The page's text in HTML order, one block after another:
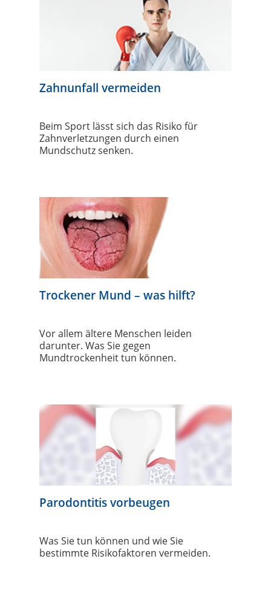
Zahnunfall vermeiden
Beim Sport lässt sich das Risiko für
Zahnverletzungen durch einen
Mundschutz senken.
Trockener Mund – was hilft?
Vor allem ältere Menschen leiden
darunter. Was Sie gegen
Mundtrockenheit tun können.
Parodontitis vorbeugen
Was Sie tun können und wie Sie
bestimmte Risikofaktoren vermeiden.